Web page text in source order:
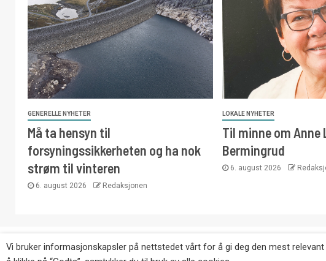
GENERELLE NYHETER
Må ta hensyn til
forsyningssikkerheten og ha nok
strøm til vinteren
6. august 2026 Redaksjonen
LOKALE NYHETER
Til minne om Anne
Bermingrud
6. august 2026
Copyright © Eikernytt.no utgis av Roy’s Pressetjeneste.
Vi bruker informasjonskapsler på nettstedet vårt for å gi deg den mest